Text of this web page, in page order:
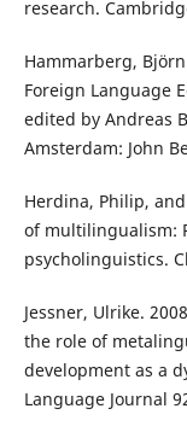
research.
Hammarberg,
Foreign Language
edited by Andreas
Amsterdam: John
Herdina, Philip,
of multilingualism:
psycholinguistics.
Jessner, Ulrike.
the role of
development as a
Language Journal